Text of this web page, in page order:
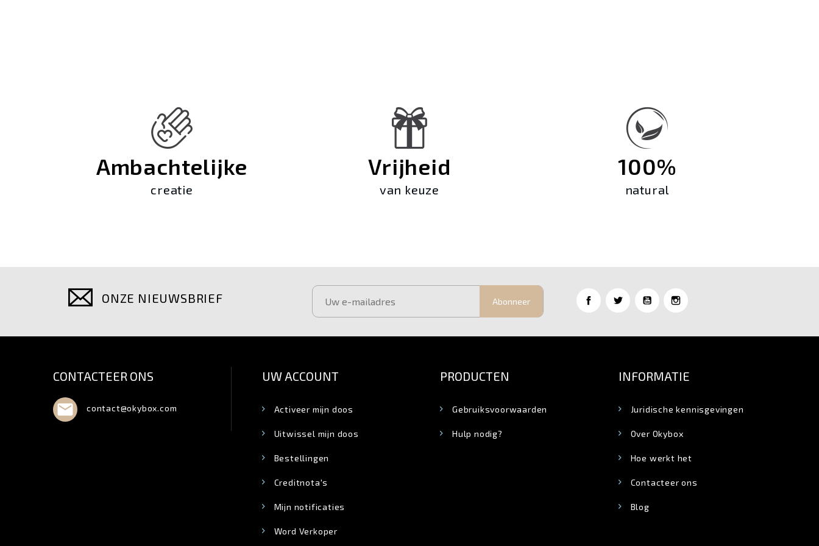
Ambachtelijke
creatie
Vrijheid
van keuze
100%
natural
ONZE NIEUWSBRIEF Abonneer
CONTACTEER ONS
 contact@okybox.com
UW ACCOUNT
Activeer mijn doos
Uitwissel mijn doos
Bestellingen
Creditnota's
Mijn notificaties
Word Verkoper
PRODUCTEN
Gebruiksvoorwaarden
Hulp nodig?
INFORMATIE
Juridische kennisgevingen
Over Okybox
Hoe werkt het
Contacteer ons
Blog